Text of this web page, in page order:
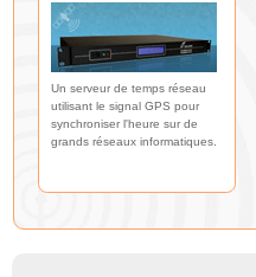
Un serveur de temps réseau
utilisant le signal GPS pour
synchroniser l'heure sur de
grands réseaux informatiques.